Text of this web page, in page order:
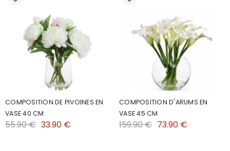
COMPOSITION DE PIVOINES EN
VASE 40 CM
55.90 € 33.90 €
COMPOSITION D'ARUMS EN
VASE 45 CM
159.90 € 73.90 €